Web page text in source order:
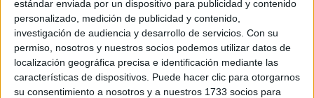
estándar enviada por un dispositivo para publicidad y contenido
personalizado, medición de publicidad y contenido,
investigación de audiencia y desarrollo de servicios. Con su
permiso, nosotros y nuestros socios podemos utilizar datos de
localización geográfica precisa e identificación mediante las
características de dispositivos. Puede hacer clic para otorgarnos
su consentimiento a nosotros y a nuestros 1733 socios para